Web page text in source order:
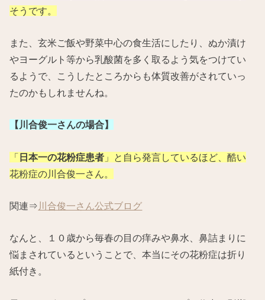
そうです。
また、玄米ご飯や野菜中心の食生活にしたり、ぬか漬け
やヨーグルト等から乳酸菌を多く取るよう気をつけてい
るようで、こうしたところからも体質改善がされていっ
たのかもしれませんね。
【川合俊一さんの場合】
「 日本一の花粉症患者 」と自ら発言しているほど、酷い
花粉症の川合俊一さん。
関連⇒ 川合俊一さん公式ブログ
なんと、１０歳から毎春の目の痒みや鼻水、鼻詰まりに
悩まされているということで、本当にその花粉症は折り
紙付き。